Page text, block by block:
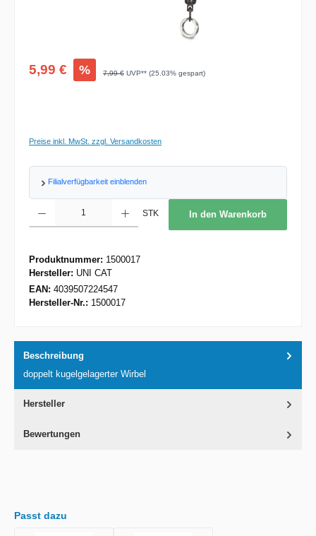
Verkaufspreis:
5,99 € % Regulärer Preis:
7,99 € UVP** (25.03% gespart)
Preise inkl. MwSt. zzgl. Versandkosten
Filialverfügbarkeit einblenden
STK In den Warenkorb
Produktnummer: 1500017
Hersteller: UNI CAT
EAN: 4039507224547
Hersteller-Nr.: 1500017
Beschreibung
doppelt kugelgelagerter Wirbel
Hersteller
Bewertungen
Passt dazu